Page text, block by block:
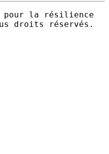
pour la résilience
droits réservés.